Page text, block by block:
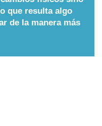
que resulta algo
de la manera más